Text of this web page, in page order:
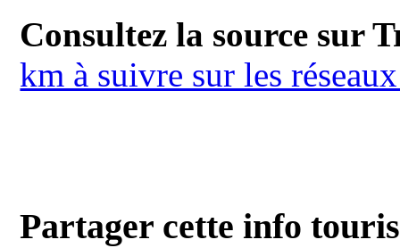
Consultez la source sur
km à suivre sur les
Partager cette info